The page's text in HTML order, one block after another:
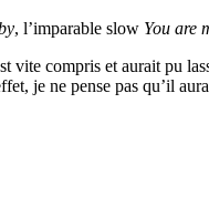
, l’imparable slow You are
vite compris et aurait pu
je ne pense pas qu’il